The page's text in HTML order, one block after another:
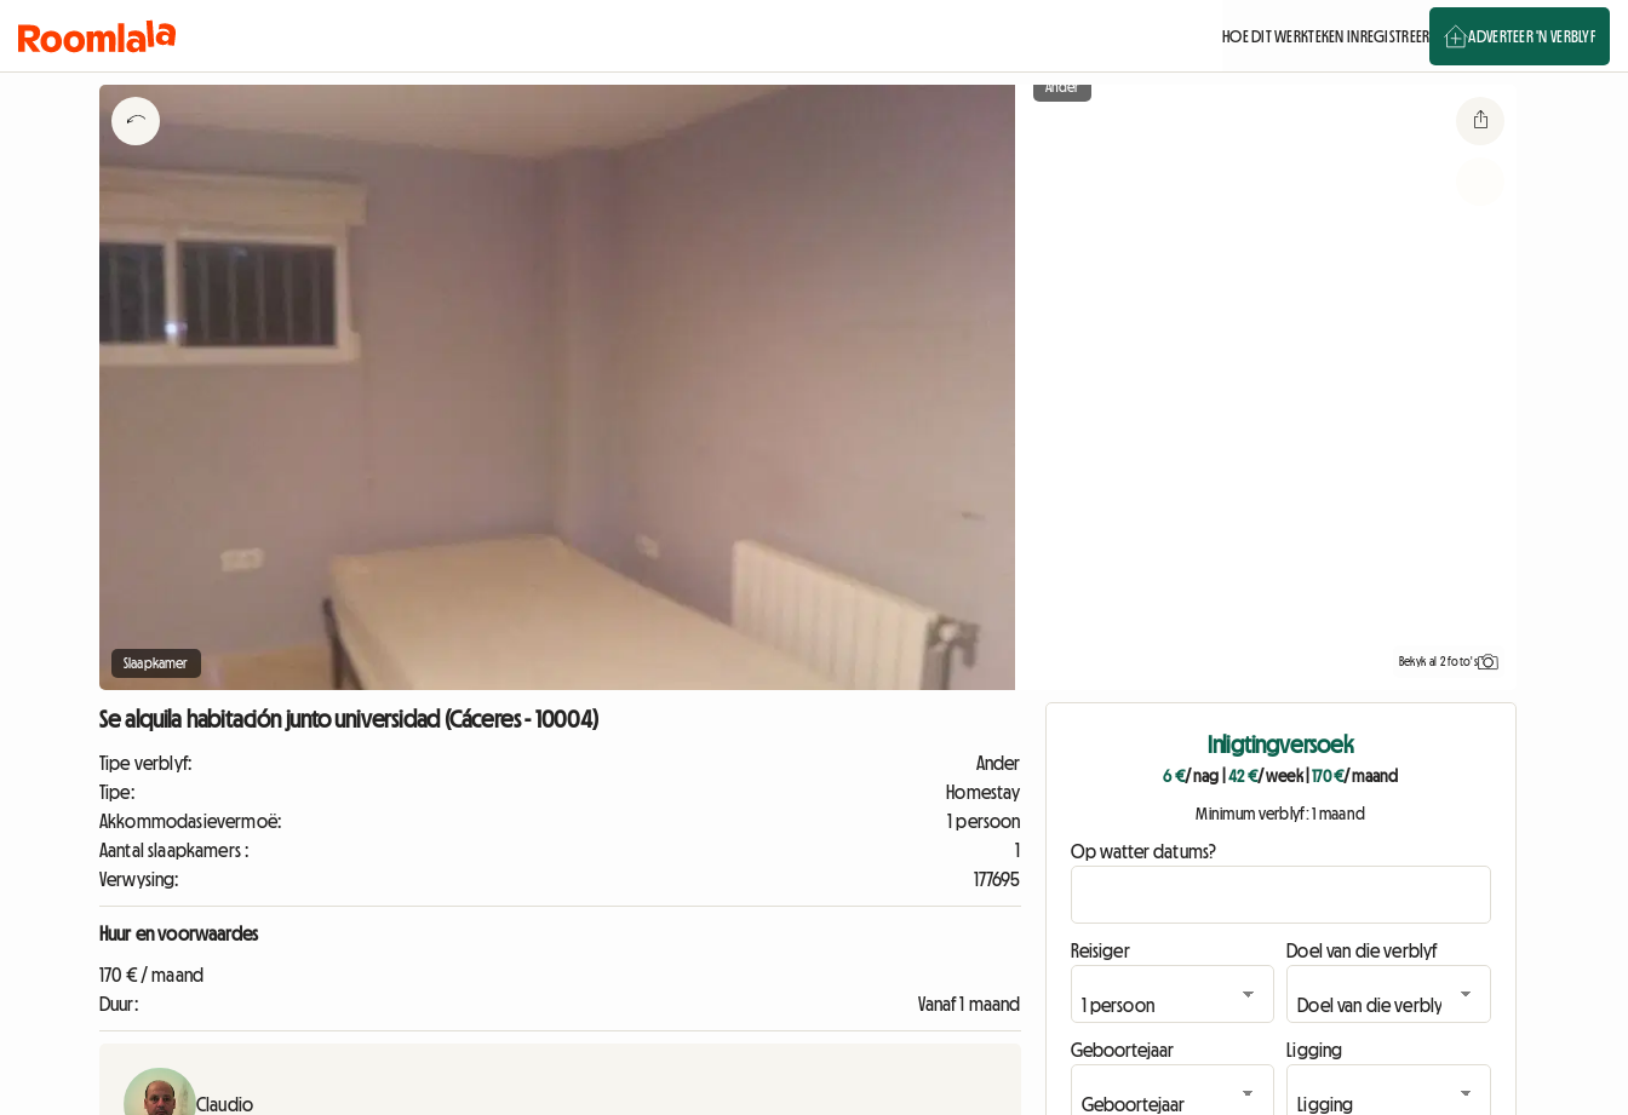
HOE DIT WERKTEKEN INREGISTREER ADVERTEER 'N VERBLYF
Slaapkamer
Ander
Bekyk al 2 foto's
Se alquila habitación junto universidad (Cáceres - 10004)
Tipe verblyf:
Ander
Tipe:
Homestay
Akkommodasievermoë:
1 persoon
Aantal slaapkamers :
1
Verwysing:
177695
Huur en voorwaardes
170 € / maand
Duur:
Vanaf 1 maand
Claudio
Inligtingversoek
6 €/ nag |42 €/ week|170 €/ maand
Minimum verblyf: 1 maand
Op watter datums?
Reisiger Doel van die verblyf
Geboortejaar Ligging